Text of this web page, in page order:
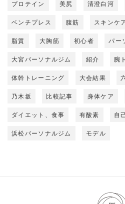
プロテイン 美尻 清澄白河
ベンチプレス 腹筋 スキンケ
脂質 大胸筋 初心者 パー
大宮パーソナルジム 紹介 腕
体幹トレーニング 大会結果
乃木坂 比較記事 身体ケア
ダイエット、食事 有酸素 自
浜松パーソナルジム モデル